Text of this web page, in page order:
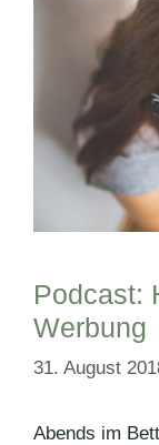
Podcast:
Werbung
31. August
Abends im